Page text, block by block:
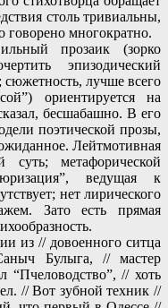
столь тривиальны,
говорено многократно.
прозаик (зорко
эпизодический
лучше всего
ориентируется на
бесшабашно. В его
поэтической прозы,
Лейтмотивная
метафорической
ведущая к
нет лирического
Зато есть прямая
из // довоенного ситца
Булыга, // мастер
“Пчеловодство”, // хоть
// Вот зубной техник //